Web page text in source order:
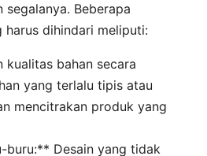
Beberapa
harus dihindari meliputi:
kualitas bahan secara
yang terlalu tipis atau
mencitrakan produk yang
buru:** Desain yang tidak